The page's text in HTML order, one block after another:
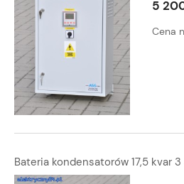
5
Cena
Bateria kondensatorów 17,5 kvar